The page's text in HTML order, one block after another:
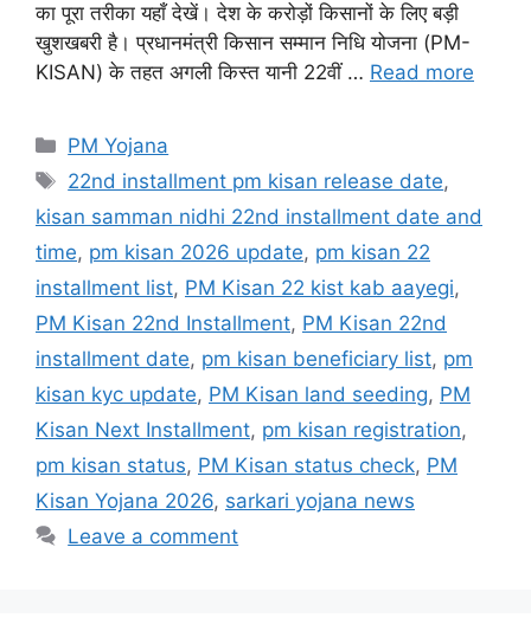
का पूरा तरीका यहाँ देखें। देश के करोड़ों किसानों के लिए बड़ी
खुशखबरी है। प्रधानमंत्री किसान सम्मान निधि योजना (PM-
KISAN) के तहत अगली किस्त यानी 22वीं … Read more
Categories
PM Yojana
Tags
22nd installment pm kisan release date,
kisan samman nidhi 22nd installment date and
time, pm kisan 2026 update, pm kisan 22
installment list, PM Kisan 22 kist kab aayegi,
PM Kisan 22nd Installment, PM Kisan 22nd
installment date, pm kisan beneficiary list, pm
kisan kyc update, PM Kisan land seeding, PM
Kisan Next Installment, pm kisan registration,
pm kisan status, PM Kisan status check, PM
Kisan Yojana 2026, sarkari yojana news
Leave a comment